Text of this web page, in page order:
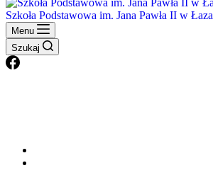
Szkoła Podstawowa im. Jana Pawła II w
Menu
Szukaj